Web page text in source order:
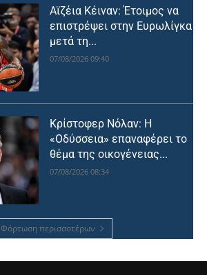
Αϊζέια Κέιναν: Έτοιμος να
επιστρέψει στην Ευρωλίγκα
μετά τη...
07/08/2026 09:40
Κρίστοφερ Νόλαν: Η
«Οδύσσεια» επαναφέρει το
θέμα της οικογένειας...
07/08/2026 08:34
Φόρτωση περισσοτέρων